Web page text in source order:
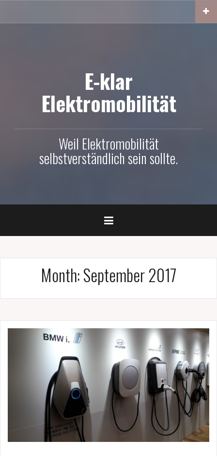
E-klar
Elektromobilität
Weil Elektromobilität
selbstverständlich sein sollte.
Month:September 2017